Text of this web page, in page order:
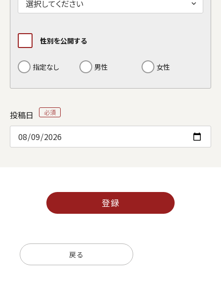
性別を公開する
指定なし 男性 女性
投稿日
登録
戻る